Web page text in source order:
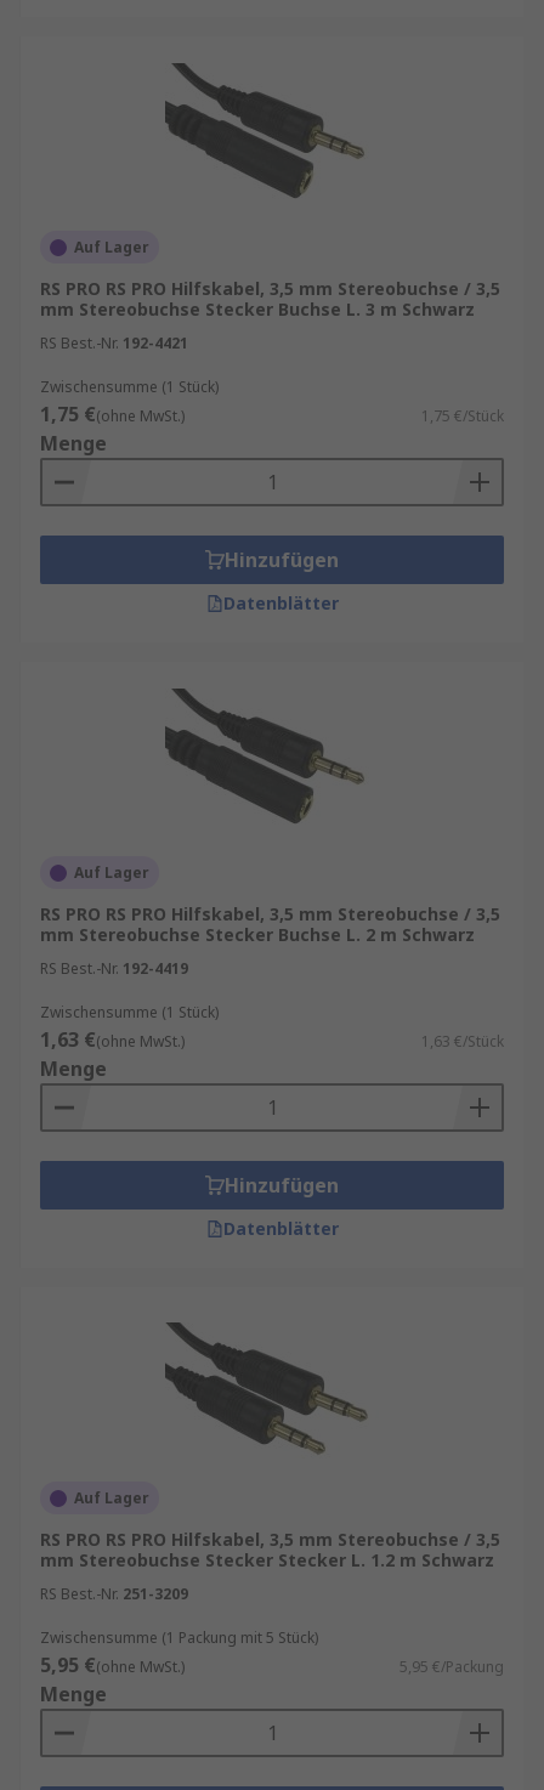
Auf Lager
RS PRO RS PRO Hilfskabel, 3,5 mm Stereobuchse / 3,5
mm Stereobuchse Stecker Buchse L. 3 m Schwarz
RS Best.-Nr. 192-4421
Zwischensumme (1 Stück)
1,75 €(ohne MwSt.) 1,75 €/Stück
Menge
Hinzufügen
Datenblätter
Auf Lager
RS PRO RS PRO Hilfskabel, 3,5 mm Stereobuchse / 3,5
mm Stereobuchse Stecker Buchse L. 2 m Schwarz
RS Best.-Nr. 192-4419
Zwischensumme (1 Stück)
1,63 €(ohne MwSt.) 1,63 €/Stück
Menge
Hinzufügen
Datenblätter
Auf Lager
RS PRO RS PRO Hilfskabel, 3,5 mm Stereobuchse / 3,5
mm Stereobuchse Stecker Stecker L. 1.2 m Schwarz
RS Best.-Nr. 251-3209
Zwischensumme (1 Packung mit 5 Stück)
5,95 €(ohne MwSt.) 5,95 €/Packung
Menge